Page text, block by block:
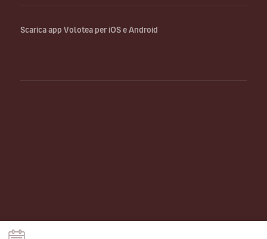
Scarica app Volotea per iOS e Android